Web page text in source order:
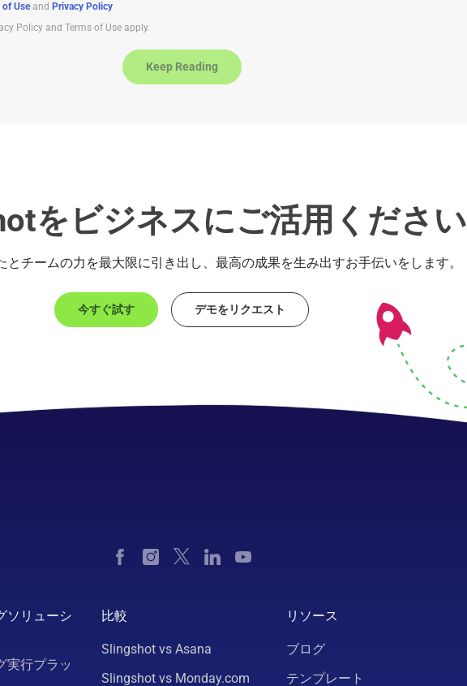
of Useand Privacy Policy
Policy and Terms of Use apply.
Keep Reading
をビジネスにご活用ください
とチームの力を最大限に引き出し、最高の成果を生み出すお手伝いをします。
今すぐ試す デモをリクエスト
ソリューシ
実行プラッ
比較
Slingshot vs Asana
Slingshot vs Monday.com
リソース
ブログ
テンプレート